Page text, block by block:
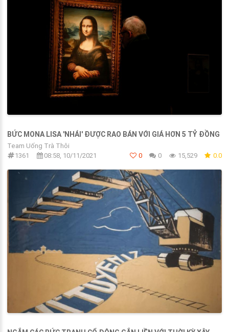
BỨC MONA LISA 'NHÁI' ĐƯỢC RAO BÁN VỚI GIÁ HƠN 5 TỶ ĐỒNG
Team Uống Trà Thôi
1361
08:58, 10/11/2021 0 0 15,529 0.0